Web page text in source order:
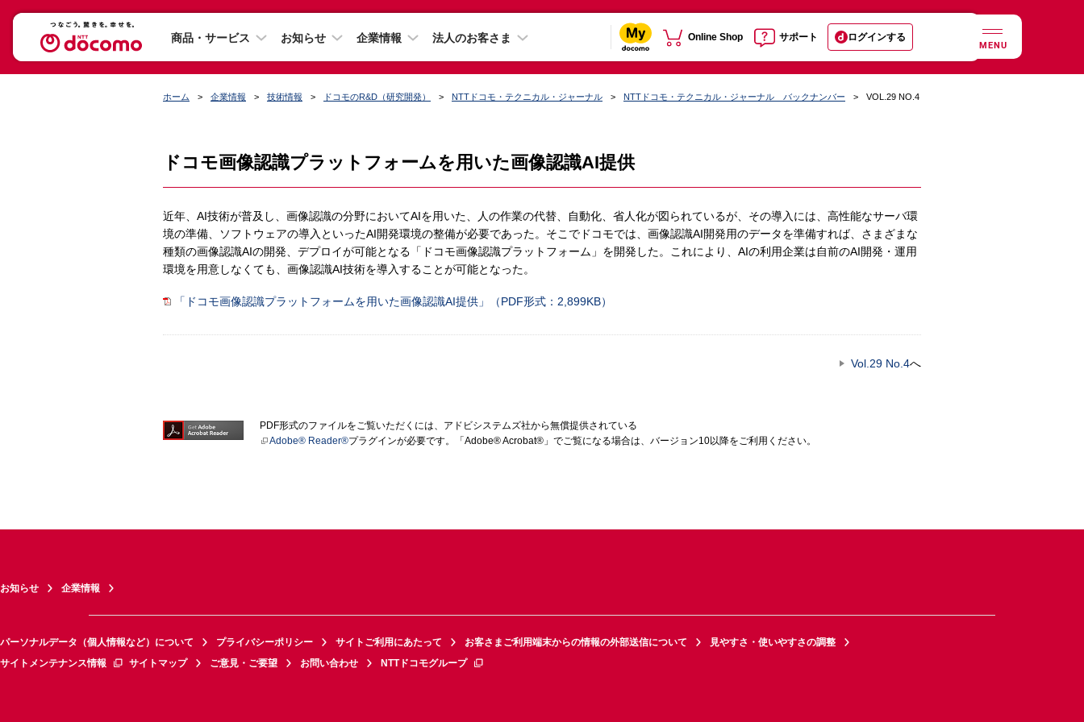
商品・サービス お知らせ 企業情報 法人のお客さま Online Shop サポート ログインする
MENU
ホーム 企業情報 技術情報 ドコモのR&D（研究開発） NTTドコモ・テクニカル・ジャーナル NTTドコモ・テクニカル・ジャーナル バックナンバー VOL.29 NO.4
ドコモ画像認識プラットフォームを用いた画像認識AI提供
近年、AI技術が普及し、画像認識の分野においてAIを用いた、人の作業の代替、自動化、省人化が図られているが、その導入には、高性能なサーバ環
境の準備、ソフトウェアの導入といったAI開発環境の整備が必要であった。そこでドコモでは、画像認識AI開発用のデータを準備すれば、さまざまな
種類の画像認識AIの開発、デプロイが可能となる「ドコモ画像認識プラットフォーム」を開発した。これにより、AIの利用企業は自前のAI開発・運用
環境を用意しなくても、画像認識AI技術を導入することが可能となった。
「ドコモ画像認識プラットフォームを用いた画像認識AI提供」（PDF形式：2,899KB）
Vol.29 No.4へ
PDF形式のファイルをご覧いただくには、アドビシステムズ社から無償提供されている
Adobe® Reader®プラグインが必要です。「Adobe® Acrobat®」でご覧になる場合は、バージョン10以降をご利用ください。
お知らせ 企業情報
パーソナルデータ（個人情報など）について プライバシーポリシー サイトご利用にあたって お客さまご利用端末からの情報の外部送信について
見やすさ・使いやすさの調整
サイトメンテナンス情報
サイトマップ ご意見・ご要望 お問い合わせ NTTドコモグループ